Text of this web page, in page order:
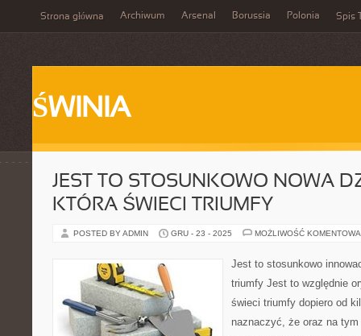
Strona główna Archiwum Arsenal Borussia Polonia Spis
ŚWINIA
JEST TO STOSUNKOWO NOWA
KTÓRA ŚWIECI TRIUMFY
POSTED BY ADMIN GRU - 23 - 2025 MOŻLIWOŚĆ
Jest to stosunkowo
triumfy Jest to względnie
świeci triumfy dopiero od
naznaczyć, że oraz na tym